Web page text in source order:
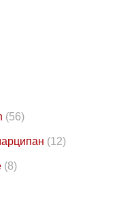
(56)
(12)
(8)